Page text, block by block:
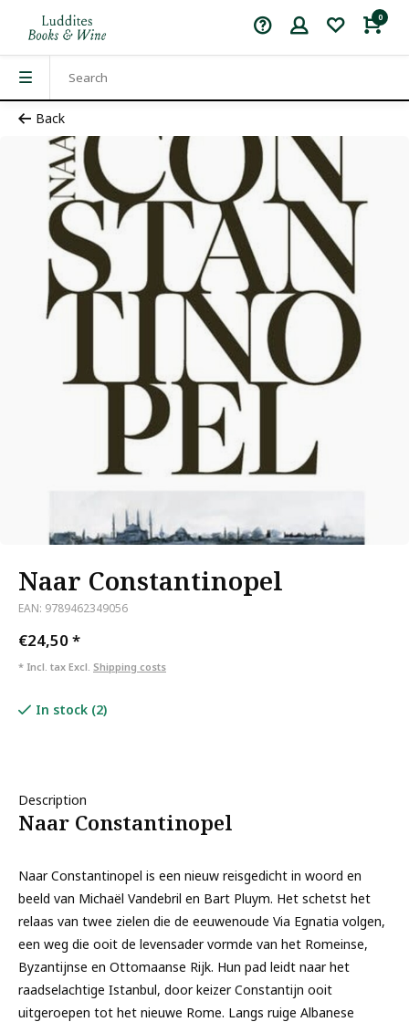
0
Back
Naar Constantinopel
EAN: 9789462349056
€24,50*
* Incl. tax Excl. Shipping costs
In stock (2)
Description
Naar Constantinopel
Naar Constantinopel is een nieuw reisgedicht in woord en
beeld van Michaël Vandebril en Bart Pluym. Het schetst het
relaas van twee zielen die de eeuwenoude Via Egnatia volgen,
een weg die ooit de levensader vormde van het Romeinse,
Byzantijnse en Ottomaanse Rijk. Hun pad leidt naar het
raadselachtige Istanbul, door keizer Constantijn ooit
uitgeroepen tot het nieuwe Rome. Langs ruige Albanese